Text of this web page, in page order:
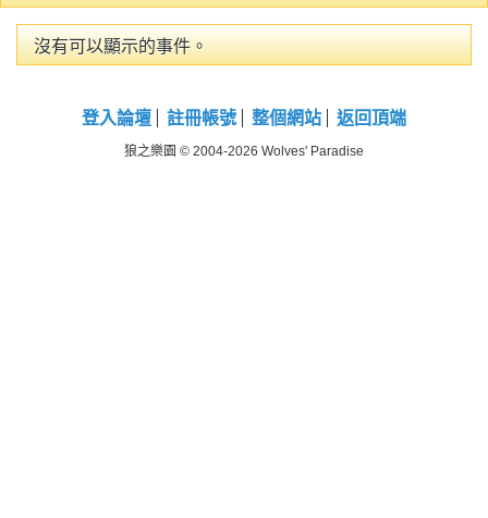
沒有可以顯示的事件。
登入論壇 註冊帳號 整個網站 返回頂端
狼之樂園 © 2004-2026 Wolves' Paradise